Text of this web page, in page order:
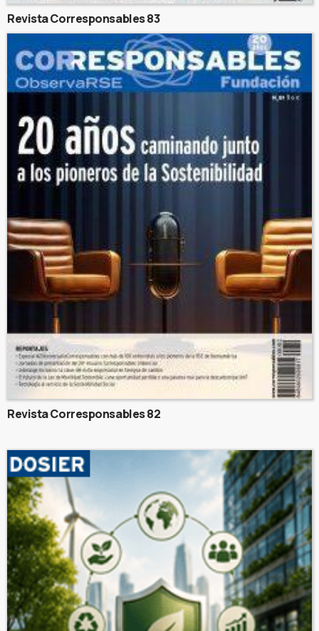
Revista Corresponsables 83
Revista Corresponsables 82